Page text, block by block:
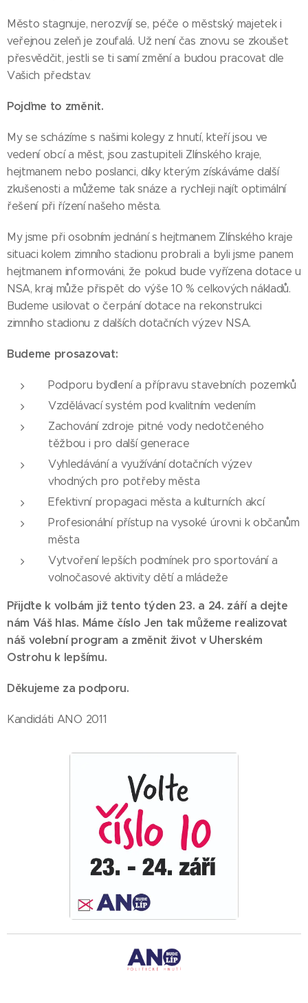
Město stagnuje, nerozvíjí se, péče o městský majetek i
veřejnou zeleň je zoufalá. Už není čas znovu se zkoušet
přesvědčit, jestli se ti samí změní a budou pracovat dle
Vašich představ.
Pojďme to změnit.
My se scházíme s našimi kolegy z hnutí, kteří jsou ve
vedení obcí a měst, jsou zastupiteli Zlínského kraje,
hejtmanem nebo poslanci, díky kterým získáváme další
zkušenosti a můžeme tak snáze a rychleji najít optimální
řešení při řízení našeho města.
My jsme při osobním jednání s hejtmanem Zlínského kraje
situaci kolem zimního stadionu probrali a byli jsme panem
hejtmanem informováni, že pokud bude vyřízena dotace u
NSA, kraj může přispět do výše 10 % celkových nákladů.
Budeme usilovat o čerpání dotace na rekonstrukci
zimního stadionu z dalších dotačních výzev NSA.
Budeme prosazovat:
Podporu bydlení a přípravu stavebních pozemků
Vzdělávací systém pod kvalitním vedením
Zachování zdroje pitné vody nedotčeného
těžbou i pro další generace
Vyhledávání a využívání dotačních výzev
vhodných pro potřeby města
Efektivní propagaci města a kulturních akcí
Profesionální přístup na vysoké úrovni k občanům
města
Vytvoření lepších podmínek pro sportování a
volnočasové aktivity dětí a mládeže
Přijďte k volbám již tento týden 23. a 24. září a dejte
nám Váš hlas. Máme číslo Jen tak můžeme realizovat
náš volební program a změnit život v Uherském
Ostrohu k lepšímu.
Děkujeme za podporu.
Kandidáti ANO 2011